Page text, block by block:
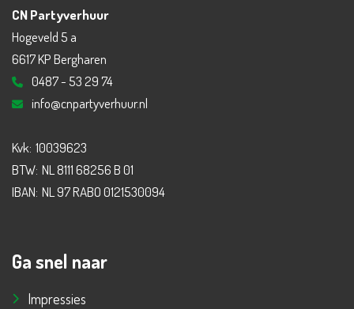
CN Partyverhuur
Hogeveld 5 a
6617 KP Bergharen
0487 - 53 29 74
info@cnpartyverhuur.nl
Kvk: 10039623
BTW: NL 8111 68256 B 01
IBAN: NL 97 RABO 0121530094
Ga snel naar
Impressies